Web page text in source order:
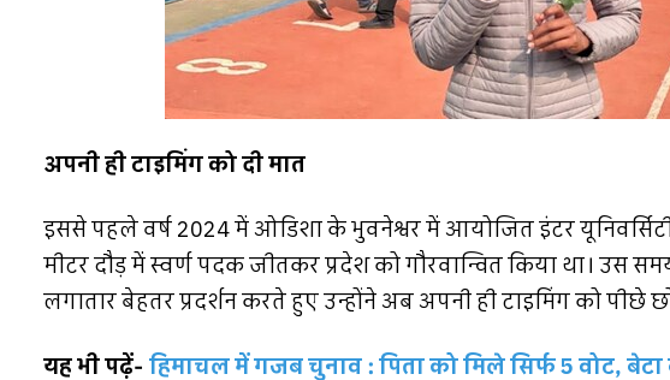
अपनी ही टाइमिंग को दी मात
इससे पहले वर्ष 2024 में ओडिशा के भुवनेश्वर में आयोजित इंटर
मीटर दौड़ में स्वर्ण पदक जीतकर प्रदेश को गौरवान्वित किया था। उस
लगातार बेहतर प्रदर्शन करते हुए उन्होंने अब अपनी ही टाइमिंग को पीछे
यह भी पढ़ें- हिमाचल में गजब चुनाव : पिता को मिले सिर्फ 5 वोट, बेटा